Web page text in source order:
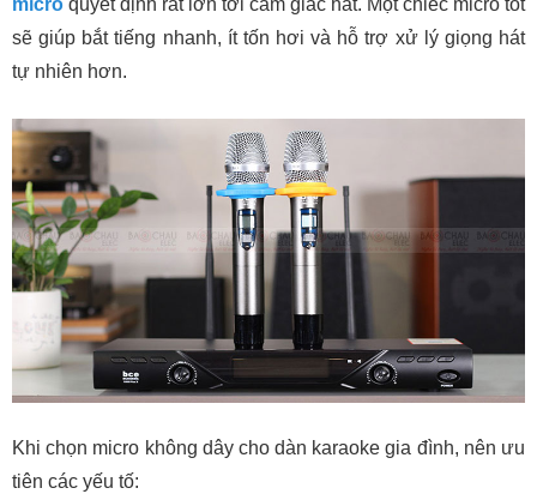
sẽ giúp bắt tiếng nhanh, ít tốn hơi và hỗ trợ xử lý giọng hát
tự nhiên hơn.
Khi chọn micro không dây cho dàn karaoke gia đình, nên ưu
tiên các yếu tố: